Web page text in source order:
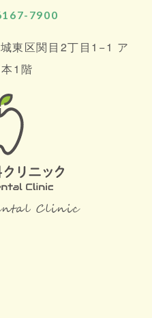
7900
東区関目2丁目1−1 ア
1階